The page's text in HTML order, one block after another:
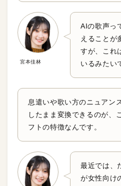
宮本佳林
AIの歌声っ
えることが
すが、これ
いるみたい
息遣いや歌い方のニュアン
したまま変換できるのが、
フトの特徴なんです。
最近では、
が女性向け